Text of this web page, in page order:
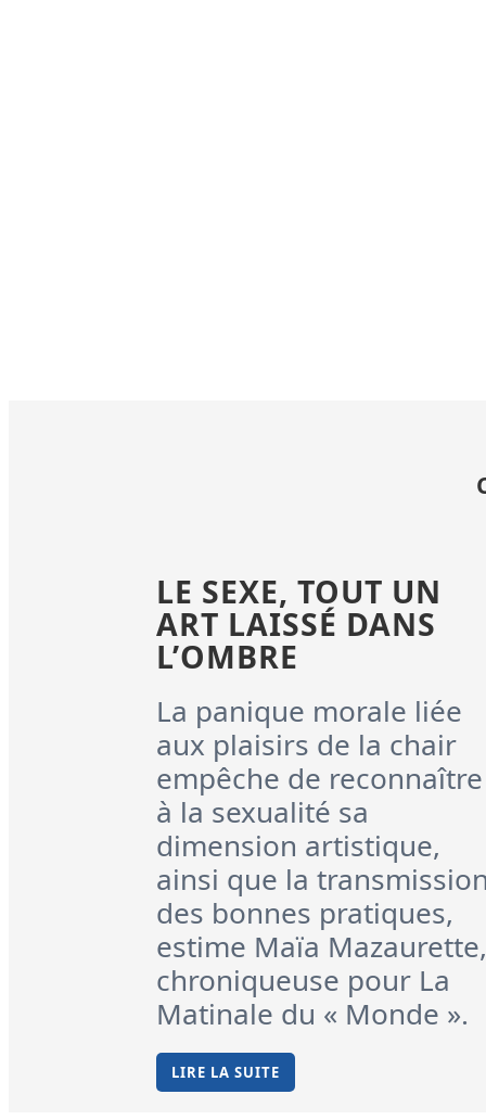
LE SEXE, TOUT UN
ART LAISSÉ DANS
L’OMBRE
La panique morale liée
aux plaisirs de la chair
empêche de reconnaître
à la sexualité sa
dimension artistique,
ainsi que la
des bonnes pratiques,
estime Maïa Mazaurette,
chroniqueuse pour La
Matinale du « Monde ».
LIRE LA SUITE